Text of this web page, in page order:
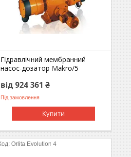
Гідравлічний мембранний
насос-дозатор Makro/5
від 924 361 ₴
Під замовлення
Купити
Orlita Evolution 4